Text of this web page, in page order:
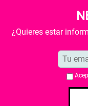
¿Quieres estar